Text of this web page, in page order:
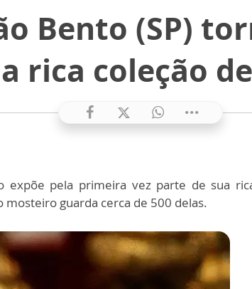
Bento (SP)
rica coleção
expõe pela primeira vez parte de sua
mosteiro guarda cerca de 500 delas.